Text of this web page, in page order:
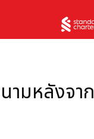
ามหลังจาก